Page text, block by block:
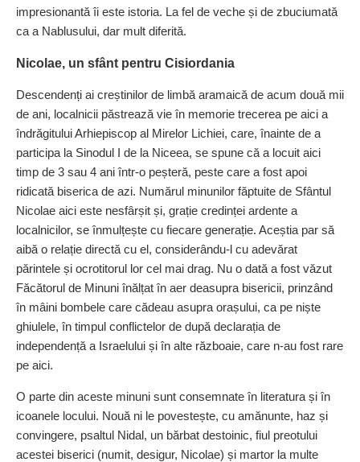
impresionantă îi este istoria. La fel de veche și de zbuciumată
ca a Nablusului, dar mult diferită.
Nicolae, un sfânt pentru Cisiordania
Descendenți ai creștinilor de limbă aramaică de acum două mii
de ani, localnicii păstrează vie în memorie trecerea pe aici a
îndrăgitului Arhiepiscop al Mirelor Lichiei, care, înainte de a
participa la Sinodul I de la Niceea, se spune că a locuit aici
timp de 3 sau 4 ani într-o peșteră, peste care a fost apoi
ridicată biserica de azi. Numărul minunilor făptuite de Sfântul
Nicolae aici este nesfârșit și, grație credinței ardente a
localnicilor, se în­mul­țește cu fiecare generație. Aceștia par să
aibă o relație directă cu el, considerându-l cu adevărat
părintele și ocrotitorul lor cel mai drag. Nu o dată a fost văzut
Făcătorul de Minuni înălțat în aer deasupra bisericii, prinzând
în mâini bombele care cădeau asupra orașului, ca pe niște
ghiulele, în timpul conflictelor de după declarația de
independență a Israelului și în alte războaie, care n-au fost rare
pe aici.
O parte din aceste minuni sunt consemnate în literatura și în
icoanele locului. Nouă ni le povestește, cu amănunte, haz și
convingere, psaltul Nidal, un bărbat destoinic, fiul preotului
acestei biserici (numit, desigur, Nicolae) și martor la multe